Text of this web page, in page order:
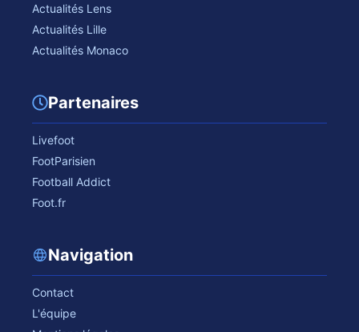
Actualités Lens
Actualités Lille
Actualités Monaco
Partenaires
Livefoot
FootParisien
Football Addict
Foot.fr
Navigation
Contact
L'équipe